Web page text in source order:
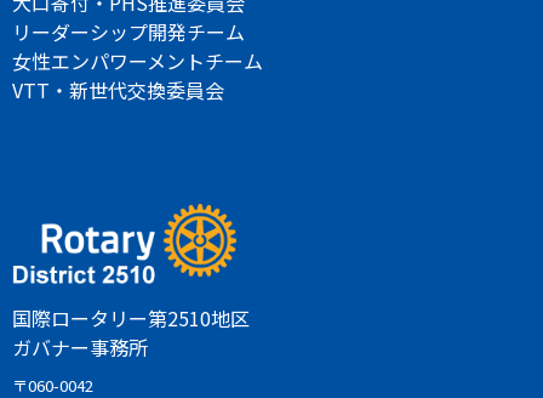
国際ロータリー第2510地区
ガバナー事務所
〒060-0042
リーダーシップ開発チーム
女性エンパワーメントチーム
VTT・新世代交換委員会